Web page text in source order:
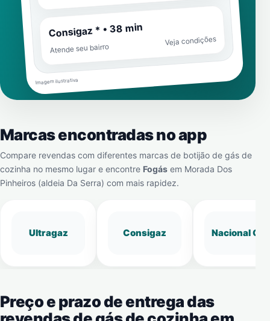
Consigaz * • 38 min
Atende seu bairro
Veja condições
Imagem ilustrativa
Marcas encontradas no app
Compare revendas com diferentes marcas de botijão de gás de
cozinha no mesmo lugar e encontre Fogás em Morada Dos
Pinheiros (aldeia Da Serra) com mais rapidez.
Ultragaz Consigaz Nacional Gás
Preço e prazo de entrega das